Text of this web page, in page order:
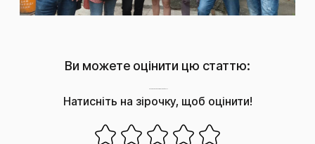
Ви можете оцінити цю статтю:
Натисніть на зірочку, щоб оцінити!